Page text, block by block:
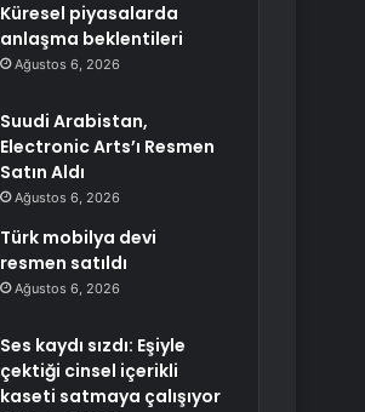
Küresel piyasalarda
anlaşma beklentileri
Ağustos 6, 2026
Suudi Arabistan,
Electronic Arts’ı Resmen
Satın Aldı
Ağustos 6, 2026
Türk mobilya devi
resmen satıldı
Ağustos 6, 2026
Ses kaydı sızdı: Eşiyle
çektiği cinsel içerikli
kaseti satmaya çalışıyor